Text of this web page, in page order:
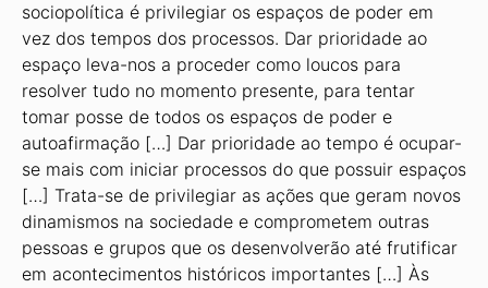
sociopolítica é privilegiar os espaços de poder em
vez dos tempos dos processos. Dar prioridade ao
espaço leva-nos a proceder como loucos para
resolver tudo no momento presente, para tentar
tomar posse de todos os espaços de poder e
autoafirmação […] Dar prioridade ao tempo é ocupar-
se mais com iniciar processos do que possuir espaços
[…] Trata-se de privilegiar as ações que geram novos
dinamismos na sociedade e comprometem outras
pessoas e grupos que os desenvolverão até frutificar
em acontecimentos históricos importantes […] Às